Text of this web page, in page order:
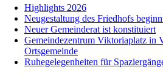
Highlights 2026
Neugestaltung des Friedhofs
Neuer Gemeinderat ist konstituiert
Gemeindezentrum Viktoriaplatz in
Ortsgemeinde
Ruhegelegenheiten für